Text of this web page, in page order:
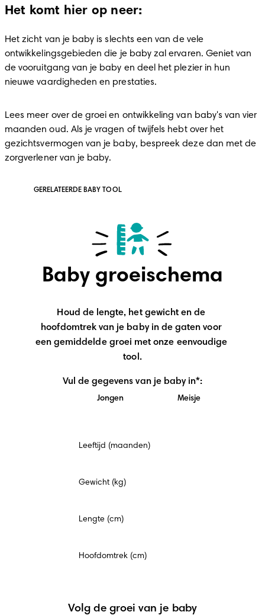
Het komt hier op neer:
Het zicht van je baby is slechts een van de vele
ontwikkelingsgebieden die je baby zal ervaren. Geniet van
de vooruitgang van je baby en deel het plezier in hun
nieuwe vaardigheden en prestaties.
Lees meer over de groei en ontwikkeling van baby's van vier
maanden oud. Als je vragen of twijfels hebt over het
gezichtsvermogen van je baby, bespreek deze dan met de
zorgverlener van je baby.
GERELATEERDE BABY TOOL
Baby groeischema
Houd de lengte, het gewicht en de
hoofdomtrek van je baby in de gaten voor
een gemiddelde groei met onze eenvoudige
tool.
Vul de gegevens van je baby in*:
Jongen Meisje
veld
Leeftijd (maanden)
Gewicht (kg)
Lengte (cm)
Hoofdomtrek (cm)
Volg de groei van je baby